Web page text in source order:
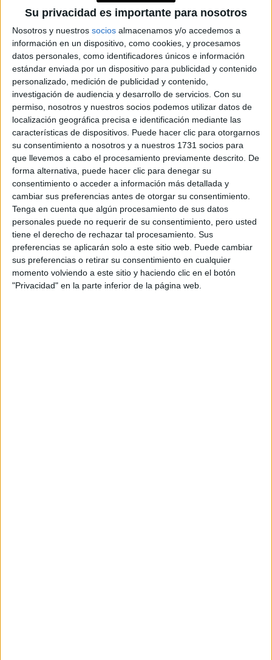
Su privacidad es importante para nosotros
Nosotros y nuestros socios almacenamos y/o accedemos a
información en un dispositivo, como cookies, y procesamos
datos personales, como identificadores únicos e información
estándar enviada por un dispositivo para publicidad y contenido
personalizado, medición de publicidad y contenido,
investigación de audiencia y desarrollo de servicios. Con su
permiso, nosotros y nuestros socios podemos utilizar datos de
localización geográfica precisa e identificación mediante las
características de dispositivos. Puede hacer clic para otorgarnos
su consentimiento a nosotros y a nuestros 1731 socios para
que llevemos a cabo el procesamiento previamente descrito. De
forma alternativa, puede hacer clic para denegar su
consentimiento o acceder a información más detallada y
cambiar sus preferencias antes de otorgar su consentimiento.
Tenga en cuenta que algún procesamiento de sus datos
personales puede no requerir de su consentimiento, pero usted
tiene el derecho de rechazar tal procesamiento. Sus
preferencias se aplicarán solo a este sitio web. Puede cambiar
sus preferencias o retirar su consentimiento en cualquier
momento volviendo a este sitio y haciendo clic en el botón
"Privacidad" en la parte inferior de la página web.
Accedé a los beneficios para suscriptores
Contenidos exclusivos
Sorteos
Descuentos en publicaciones
Participación en los eventos organizados por
Editorial Perfil.
Suscribite ahora
COMPARTÍ ESTA NOTA
EN ESTA NOTA